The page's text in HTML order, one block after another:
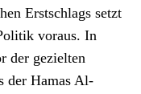
Erstschlags setzt
voraus. In
der gezielten
der Hamas Al-